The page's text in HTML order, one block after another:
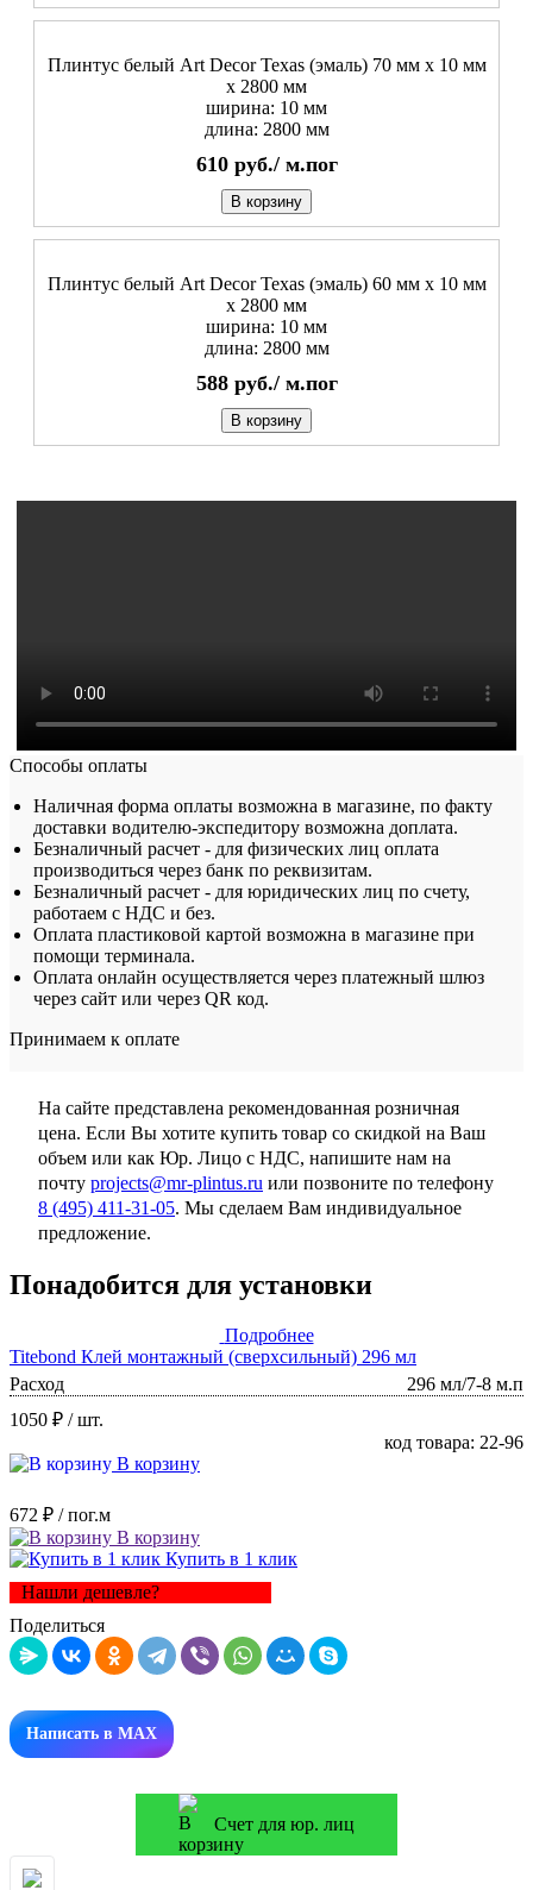
Плинтус белый Art Decor Texas (эмаль) 70 мм х 10 мм
х 2800 мм
ширина: 10 мм
длина: 2800 мм
610 руб./ м.пог
В корзину
Плинтус белый Art Decor Texas (эмаль) 60 мм х 10 мм
х 2800 мм
ширина: 10 мм
длина: 2800 мм
588 руб./ м.пог
В корзину
Способы оплаты
Наличная форма оплаты возможна в магазине, по факту
доставки водителю-экспедитору возможна доплата.
Безналичный расчет - для физических лиц оплата
производиться через банк по реквизитам.
Безналичный расчет - для юридических лиц по счету,
работаем с НДС и без.
Оплата пластиковой картой возможна в магазине при
помощи терминала.
Оплата онлайн осуществляется через платежный шлюз
через сайт или через QR код.
Принимаем к оплате
На сайте представлена рекомендованная розничная
цена. Если Вы хотите купить товар со скидкой на Ваш
объем или как Юр. Лицо с НДС, напишите нам на
почту projects@mr-plintus.ru или позвоните по телефону
8 (495) 411-31-05. Мы сделаем Вам индивидуальное
предложение.
Понадобится для установки
Подробнее
Titebond Клей монтажный (сверхсильный) 296 мл
Расход
296 мл/7-8 м.п
1050 ₽ / шт.
код товара: 22-96
В корзину
672 ₽ / пог.м
В корзину
Купить в 1 клик
Нашли дешевле?
Поделиться
Написать в MAX
Счет для юр. лиц